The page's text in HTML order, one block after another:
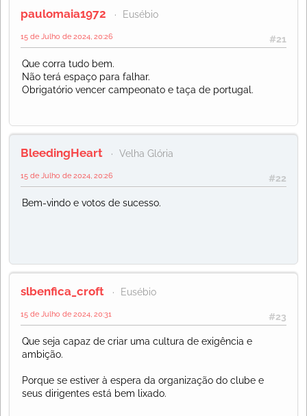
paulomaia1972 Eusébio
#21
15 de Julho de 2024, 20:26
Que corra tudo bem.
Não terá espaço para falhar.
Obrigatório vencer campeonato e taça de portugal.
BleedingHeart Velha Glória
#22
15 de Julho de 2024, 20:26
Bem-vindo e votos de sucesso.
slbenfica_croft Eusébio
#23
15 de Julho de 2024, 20:31
Que seja capaz de criar uma cultura de exigência e
ambição.
Porque se estiver à espera da organização do clube e
seus dirigentes está bem lixado.